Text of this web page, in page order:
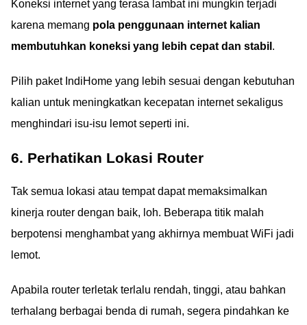
Koneksi internet yang terasa lambat ini mungkin terjadi
karena memang pola penggunaan internet kalian
membutuhkan koneksi yang lebih cepat dan stabil .
Pilih paket IndiHome yang lebih sesuai dengan kebutuhan
kalian untuk meningkatkan kecepatan internet sekaligus
menghindari isu-isu lemot seperti ini.
6. Perhatikan Lokasi Router
Tak semua lokasi atau tempat dapat memaksimalkan
kinerja router dengan baik, loh. Beberapa titik malah
berpotensi menghambat yang akhirnya membuat WiFi jadi
lemot.
Apabila router terletak terlalu rendah, tinggi, atau bahkan
terhalang berbagai benda di rumah, segera pindahkan ke